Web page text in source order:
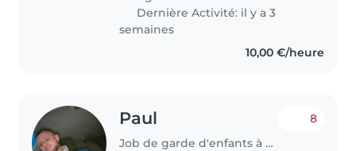
partager des jeux et des
histoires. N'hésitez..
Dernière Activité: il y a 3
semaines
10,00 €/heure
Paul
Job de garde d'enfants à Taponnat
8